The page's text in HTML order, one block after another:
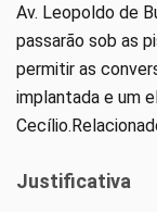
Av. Leopoldo de
passarão sob as
permitir as
implantada e um
Justificativa